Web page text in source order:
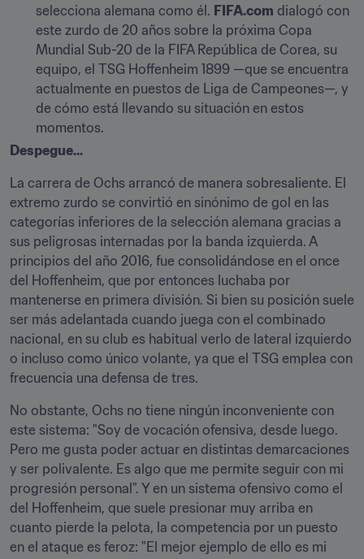
selecciona alemana como él. FIFA.com dialogó con
este zurdo de 20 años sobre la próxima Copa
Mundial Sub-20 de la FIFA República de Corea, su
equipo, el TSG Hoffenheim 1899 —que se encuentra
actualmente en puestos de Liga de Campeones—, y
de cómo está llevando su situación en estos
momentos.
Despegue...
La carrera de Ochs arrancó de manera sobresaliente. El
extremo zurdo se convirtió en sinónimo de gol en las
categorías inferiores de la selección alemana gracias a
sus peligrosas internadas por la banda izquierda. A
principios del año 2016, fue consolidándose en el once
del Hoffenheim, que por entonces luchaba por
mantenerse en primera división. Si bien su posición suele
ser más adelantada cuando juega con el combinado
nacional, en su club es habitual verlo de lateral izquierdo
o incluso como único volante, ya que el TSG emplea con
frecuencia una defensa de tres.
No obstante, Ochs no tiene ningún inconveniente con
este sistema: "Soy de vocación ofensiva, desde luego.
Pero me gusta poder actuar en distintas demarcaciones
y ser polivalente. Es algo que me permite seguir con mi
progresión personal". Y en un sistema ofensivo como el
del Hoffenheim, que suele presionar muy arriba en
cuanto pierde la pelota, la competencia por un puesto
en el ataque es feroz: "El mejor ejemplo de ello es mi